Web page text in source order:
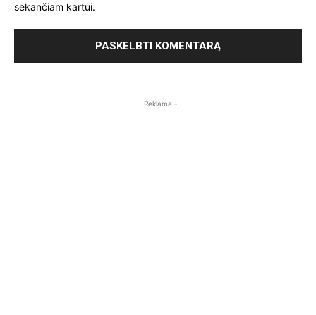
sekančiam kartui.
- Reklama -